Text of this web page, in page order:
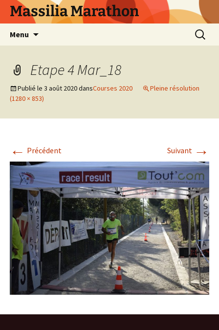
AllerMassilia Marathon
Menu
Etape 4 Mar_18
Publié le 3 août 2020dansCourses 2020
Pleine résolution
(1280 × 853)
← Précédent Suivant →